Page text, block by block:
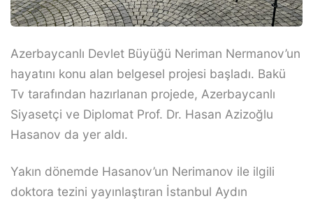
Azerbaycanlı Devlet Büyüğü Neriman Nermanov’un
hayatını konu alan belgesel projesi başladı. Bakü
Tv tarafından hazırlanan projede, Azerbaycanlı
Siyasetçi ve Diplomat Prof. Dr. Hasan Azizoğlu
Hasanov da yer aldı.
Yakın dönemde Hasanov’un Nerimanov ile ilgili
doktora tezini yayınlaştıran İstanbul Aydın